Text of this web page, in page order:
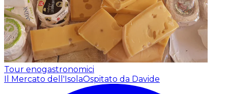
Tour enogastronomici
Il Mercato dell'IsolaOspitato da Davide